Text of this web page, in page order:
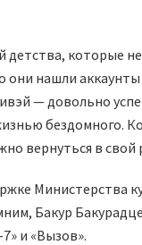
детства, которые
нашли аккаунты
— довольно
бездомного.
вернуться в свой
Министерства
Бакур
и «Вызов».